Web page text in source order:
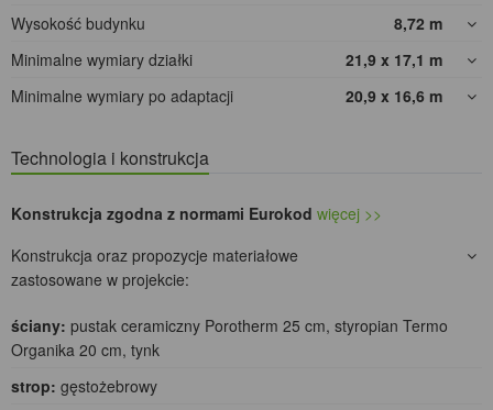
Wysokość budynku
8,72 m
Minimalne wymiary działki
21,9 x 17,1 m
Minimalne wymiary po adaptacji
20,9 x 16,6 m
Technologia i konstrukcja
Konstrukcja zgodna z normami Eurokod więcej >>
Konstrukcja oraz propozycje materiałowe
zastosowane w projekcie:
ściany: pustak ceramiczny Porotherm 25 cm, styropian Termo
Organika 20 cm, tynk
strop: gęstożebrowy